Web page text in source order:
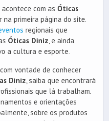
com as Óticas
primeira página do site.
regionais que
Óticas Diniz, e ainda
a cultura e esporte.
vontade de conhecer
Diniz , saiba que encontrará
que lá trabalham.
e orientações
sobre os produtos